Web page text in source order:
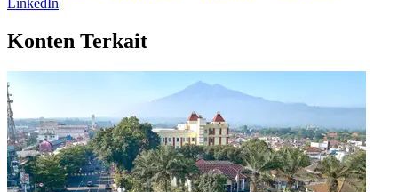
Konten Terkait